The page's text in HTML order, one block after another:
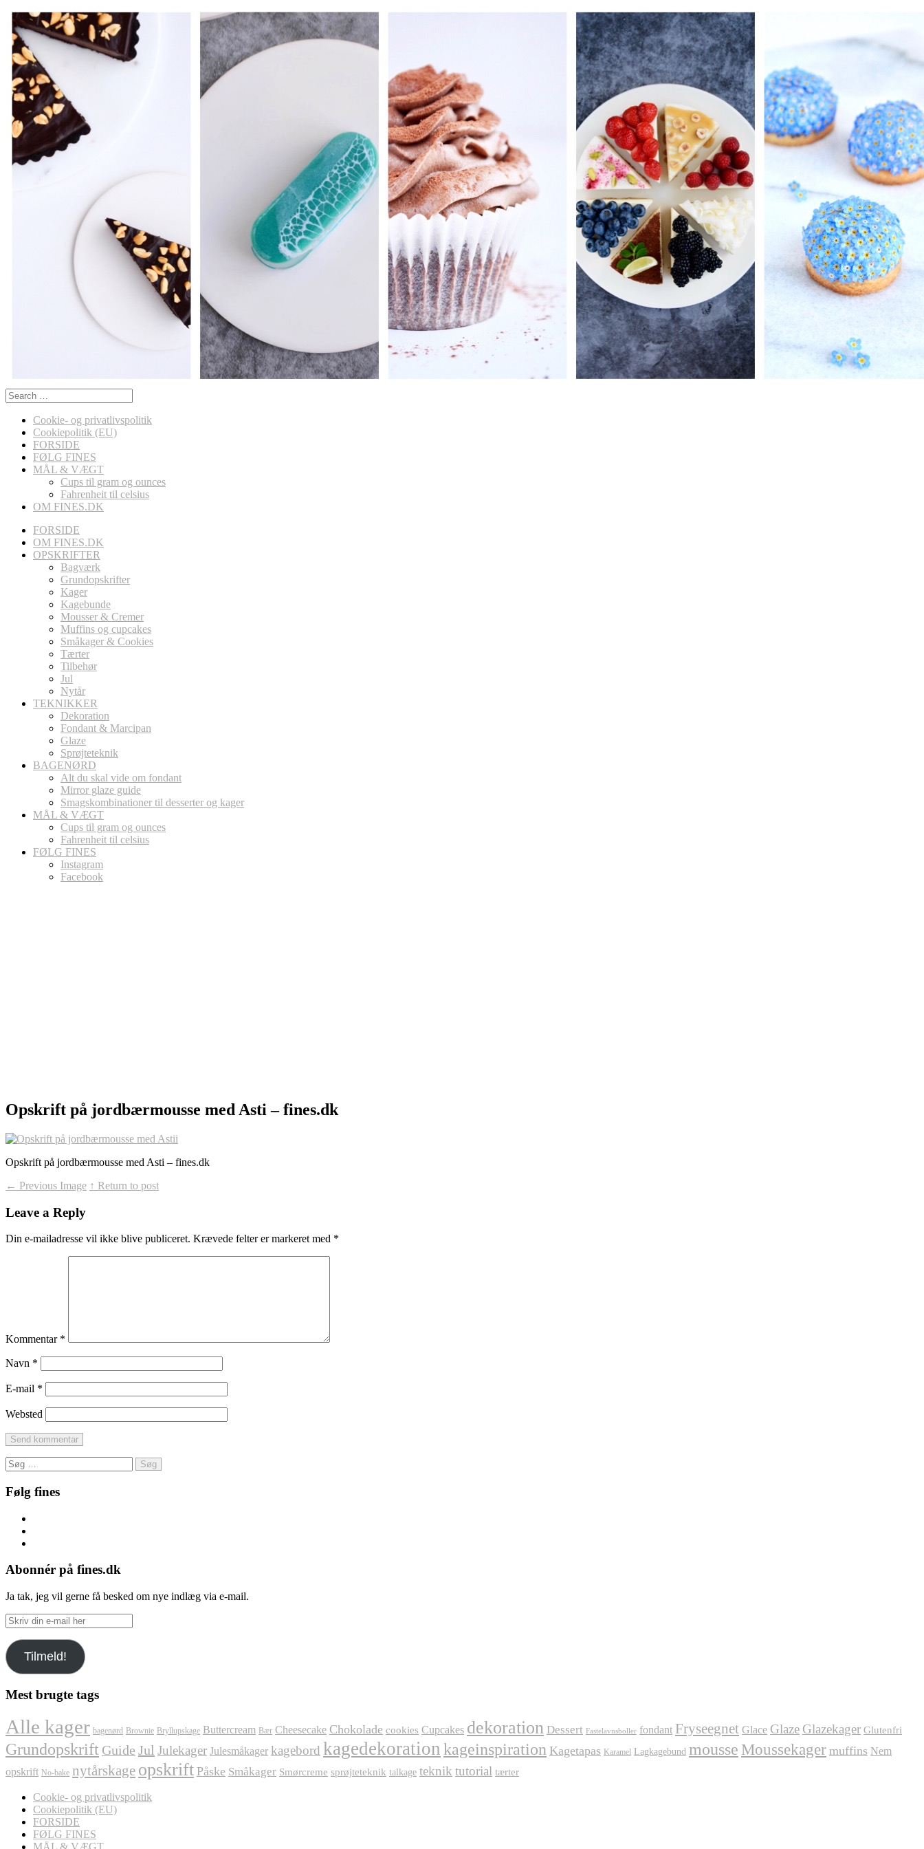
Search
for:
Cookie- og privatlivspolitik
Cookiepolitik (EU)
FORSIDE
FØLG FINES
MÅL & VÆGT
Cups til gram og ounces
Fahrenheit til celsius
OM FINES.DK
FORSIDE
OM FINES.DK
OPSKRIFTER
Bagværk
Grundopskrifter
Kager
Kagebunde
Mousser & Cremer
Muffins og cupcakes
Småkager & Cookies
Tærter
Tilbehør
Jul
Nytår
TEKNIKKER
Dekoration
Fondant & Marcipan
Glaze
Sprøjteteknik
BAGENØRD
Alt du skal vide om fondant
Mirror glaze guide
Smagskombinationer til desserter og kager
MÅL & VÆGT
Cups til gram og ounces
Fahrenheit til celsius
FØLG FINES
Instagram
Facebook
Opskrift på jordbærmousse med Asti – fines.dk
Opskrift på jordbærmousse med Asti – fines.dk
← Previous Image ↑ Return to post
Leave a Reply
Din e-mailadresse vil ikke blive publiceret. Krævede felter er markeret med *
Kommentar *
Navn *
E-mail *
Websted
Søg
efter:
Følg fines
Abonnér på fines.dk
Ja tak, jeg vil gerne få besked om nye indlæg via e-mail.
Skriv
din
e-
mail
her
Tilmeld!
Mest brugte tags
Alle kager bagenørd Brownie Bryllupskage Buttercream Bær Cheesecake Chokolade cookies Cupcakes dekoration Dessert Fastelavnsboller fondant Fryseegnet Glace Glaze Glazekager Glutenfri
Grundopskrift Guide Jul Julekager Julesmåkager kagebord kagedekoration kageinspiration Kagetapas Karamel Lagkagebund mousse Moussekager muffins Nem
opskrift No-bake nytårskage opskrift Påske Småkager Smørcreme sprøjteteknik talkage teknik tutorial tærter
Cookie- og privatlivspolitik
Cookiepolitik (EU)
FORSIDE
FØLG FINES
MÅL & VÆGT